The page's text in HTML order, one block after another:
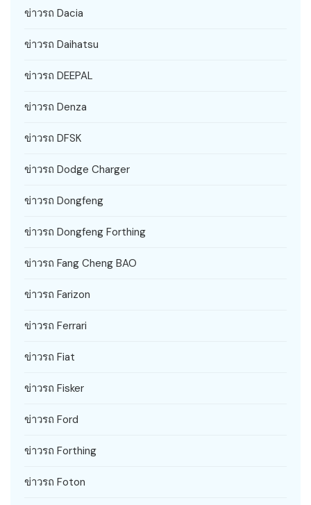
ข่าวรถ Dacia
ข่าวรถ Daihatsu
ข่าวรถ DEEPAL
ข่าวรถ Denza
ข่าวรถ DFSK
ข่าวรถ Dodge Charger
ข่าวรถ Dongfeng
ข่าวรถ Dongfeng Forthing
ข่าวรถ Fang Cheng BAO
ข่าวรถ Farizon
ข่าวรถ Ferrari
ข่าวรถ Fiat
ข่าวรถ Fisker
ข่าวรถ Ford
ข่าวรถ Forthing
ข่าวรถ Foton